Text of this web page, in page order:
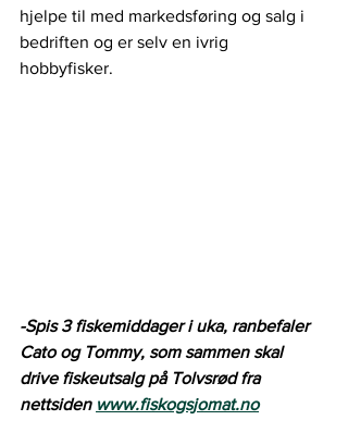
hjelpe til med markedsføring og salg i
bedriften og er selv en ivrig
hobbyfisker.
-Spis 3 fiskemiddager i uka, ranbefaler
Cato og Tommy, som sammen skal
drive fiskeutsalg på Tolvsrød fra
nettsiden www.fiskogsjomat.no